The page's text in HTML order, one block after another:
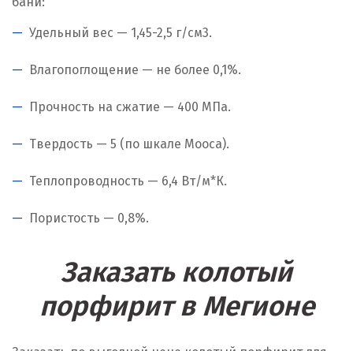
Удельный вес — 1,45-2,5 г/см3.
Влагопоглощение — не более 0,1%.
Прочность на сжатие — 400 МПа.
Твердость — 5 (по шкале Мооса).
Теплопроводность — 6,4 Вт/м*К.
Пористость — 0,8%.
Заказать колотый
порфирит в Мегионе